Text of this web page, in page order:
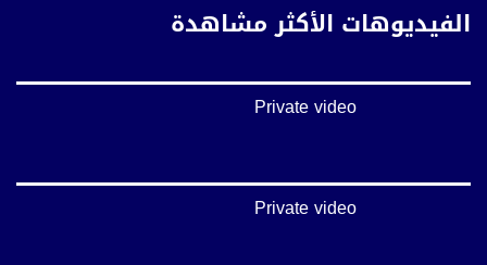
الفيديوهات الأكثر مشاهدة
Private video
Private video